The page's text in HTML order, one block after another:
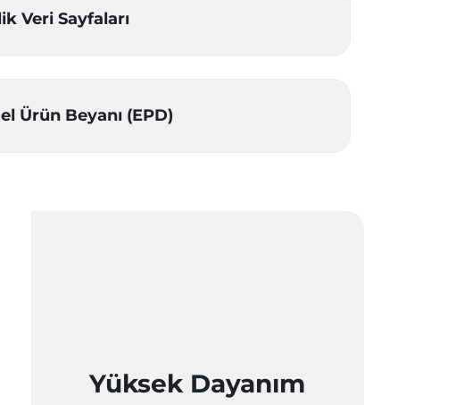
Veri Sayfaları
Ürün Beyanı (EPD)
Yüksek Dayanım